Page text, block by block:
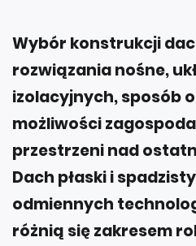
Wybór konstrukcji
rozwiązania nośne,
izolacyjnych, sposób
możliwości
przestrzeni nad
Dach płaski i
odmiennych
różnią się zakresem